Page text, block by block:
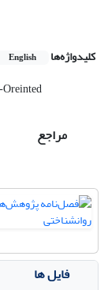
کلیدواژه‌ها English
مراجع
فایل ها